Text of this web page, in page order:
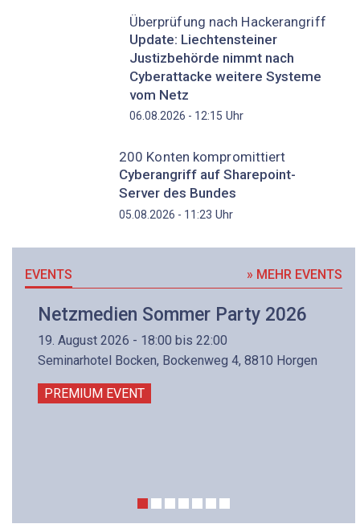
Überprüfung nach Hackerangriff
Update: Liechtensteiner
Justizbehörde nimmt nach
Cyberattacke weitere Systeme
vom Netz
06.08.2026 - 12:15 Uhr
200 Konten kompromittiert
Cyberangriff auf Sharepoint-
Server des Bundes
05.08.2026 - 11:23 Uhr
EVENTS » MEHR EVENTS
Netzmedien Sommer Party 2026
19. August 2026 - 18:00 bis 22:00
Seminarhotel Bocken, Bockenweg 4, 8810 Horgen
PREMIUM EVENT